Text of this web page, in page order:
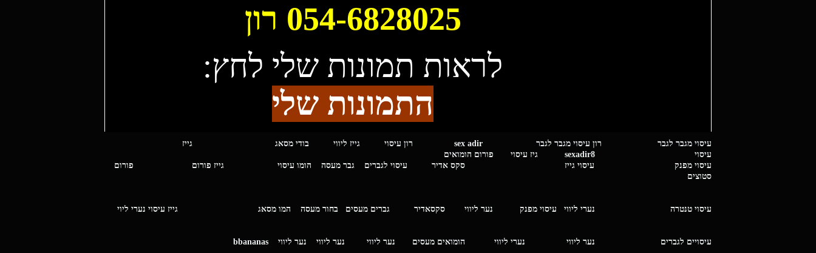
054-6828025 רון
לראות תמונות שלי לחץ:
התמונות שלי
עיסוי מגבר לגבר רון עיסוי מגבר לגבר sex adir רון עיסוי גייז ליווי בודי מסאג גייז
עיסוי sexadir8 גיז עיסוי פורום הומואים
עיסוי מפנק
עיסוי גייז סקס אדיר עיסוי לגברים גבר מעסה הומו עיסוי גייז פורום
פורום
סטוצים
עיסוי טנטרה נערי ליווי עיסוי מפנק נער ליווי סקסאדיר גברים מעסים בחור מעסה המו מסאג גייז עיסוי נערי ליוי
עיסויים לגברים נער ליווי נערי ליווי הומואים מעסים נער ליווי נער ליווי נער ליווי bbananas